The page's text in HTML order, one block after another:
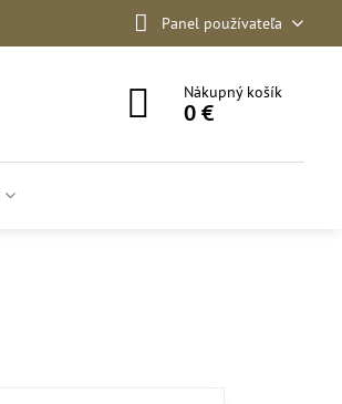
Panel používateľa
Nákupný košík
0 €